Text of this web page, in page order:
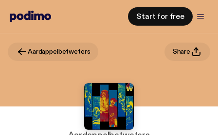
Start for free
Aardappelbetweters Share